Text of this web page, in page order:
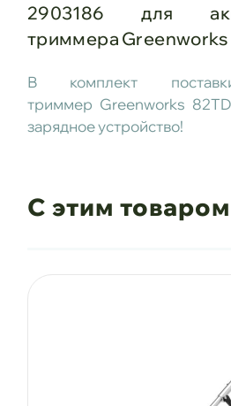
2903186 для
триммера Greenworks
В комплект
триммер Greenworks
зарядное устройство!
С этим